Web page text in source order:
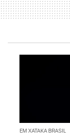
EM XATAKA BRASIL